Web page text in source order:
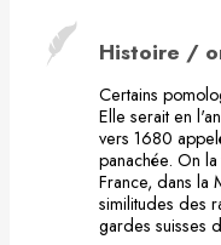
Histoire /
Certains
Elle serait en
vers 1680
panachée. On
France, dans la
similitudes des
gardes suisses